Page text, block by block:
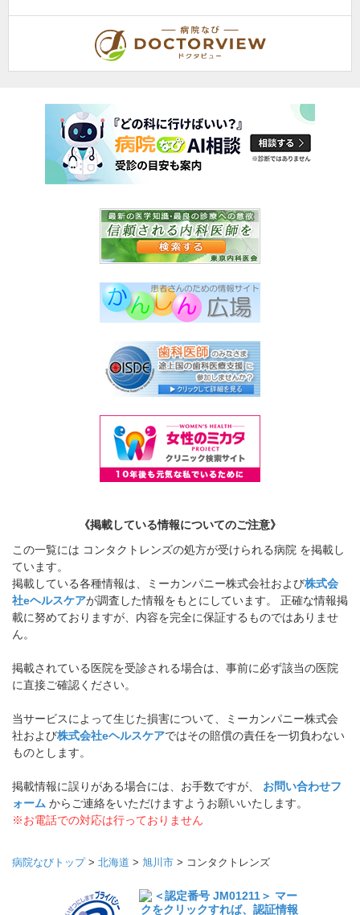
《掲載している情報についてのご注意》
この一覧には コンタクトレンズの処方が受けられる病院 を掲載し
ています。
掲載している各種情報は、ミーカンパニー株式会社および株式会
社eヘルスケアが調査した情報をもとにしています。 正確な情報掲
載に努めておりますが、内容を完全に保証するものではありませ
ん。
掲載されている医院を受診される場合は、事前に必ず該当の医院
に直接ご確認ください。
当サービスによって生じた損害について、ミーカンパニー株式会
社および株式会社eヘルスケアではその賠償の責任を一切負わない
ものとします。
掲載情報に誤りがある場合には、お手数ですが、 お問い合わせフ
ォーム からご連絡をいただけますようお願いいたします。
※お電話での対応は行っておりません
病院なびトップ> 北海道 > 旭川市 > コンタクトレンズ